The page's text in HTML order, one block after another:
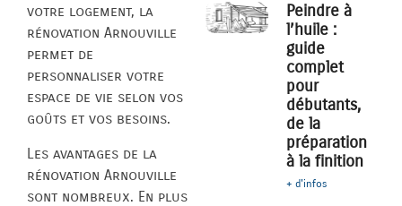
votre logement, la
rénovation Arnouville
permet de
personnaliser votre
espace de vie selon vos
goûts et vos besoins.
Les avantages de la
rénovation Arnouville
sont nombreux. En plus
Peindre à
l’huile :
guide
complet
pour
débutants,
de la
préparation
à la finition
+ d'infos